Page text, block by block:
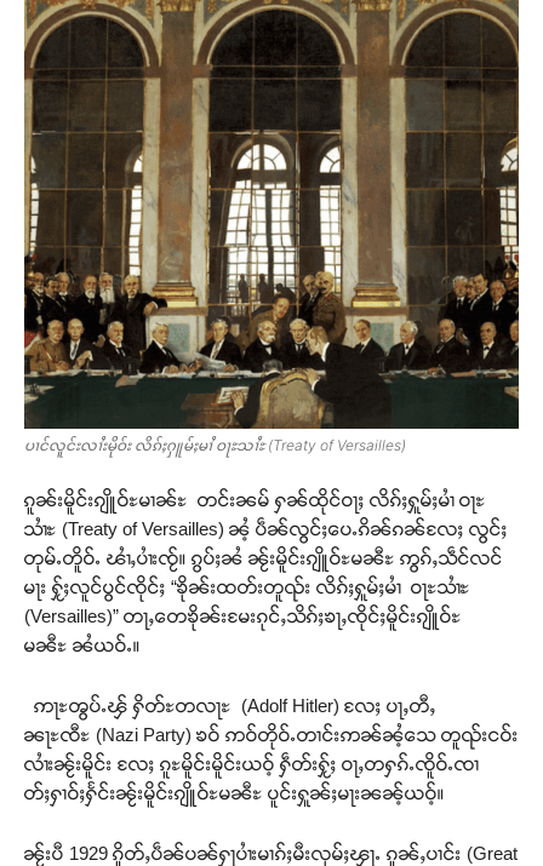
ပၢင်လူင်းလၢႆးမိုဝ်း လိၵ်ႈႁူမ်ႈမၢႆ ဝႃႊသၢႆႊ (Treaty of Versailles)
ၵူၼ်းမိူင်းၵျိူဝ်ႊမၢၼ်ႊ တင်းၼမ် ႁၼ်ထိုင်ဝႃႈ လိၵ်ႈႁူမ်ႈမၢႆ ဝႃႊ
သၢႆႊ (Treaty of Versailles) ၼႆ့ ပဵၼ်လွင်ႈပေႉၵိၼ်ၵၼ်လႄႈ လွင်ႈ
တုမ်ႉတိူဝ်ႉ ၽၢႆႇပၢႆးၸႂ်။ ၵွပ်ႈၼႆ ၼႂ်းမိူင်းၵျိူဝ်ႊမၼီႊ ဢွၵ်ႇသဵင်လင်
မႃး ႁႂ်ႈလူင်ပွင်ၸိုင်ႈ “ၶိုၼ်းထတ်းတူၺ်း လိၵ်ႈႁူမ်ႈမၢႆ ဝႃႊသၢႆႊ
(Versailles)” တႃႇတေၶိုၼ်းမႄးၵုင်ႇသိၵ်ႈၶႃႇၸိုင်ႈမိူင်းၵျိူဝ်ႊ
မၼီႊ ၼႆယဝ်ႉ။
ဢႃႊၻွပ်ႉၾ် ႁိတ်ႊတလႃႊ (Adolf Hitler) လႄႈ ပႃႇတီႇ
ၼႃႊၸီႊ (Nazi Party) ၶဝ် ဢဝ်တိုဝ်ႉတၢင်းဢၼ်ၼႆ့သေ တူၺ်းငဝ်း
လၢႆးၼႂ်းမိူင်း လႄႈ ၵူႊမိူင်းမိူင်းယဝ့် ႁဵတ်းႁႂ်ႈ ဝႃႇတႁၵ်ႉၸိူဝ်ႉၸၢ
တ်ႈႁၢဝ်ႈႁႅင်းၼႂ်းမိူင်းၵျိူဝ်ႊမၼီႊ ပူင်းႁူၼ်ႈမႃးၼၼ့်ယဝ့်။
ၼႂ်းပီ 1929 ၵိူတ်ႇပဵၼ်ပၼ်ႁႃပၢႆးမၢၵ်ႈမီးလုမ်ႈၾႃႉ ၵူၼ်ႇပၢင်း (Great